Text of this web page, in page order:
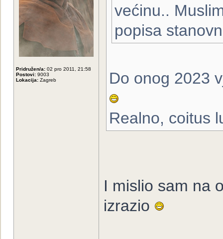
Pridružen/a: 02 pro 2011, 21:58
Postovi: 9003
Lokacija: Zagreb
većinu..
popisa
Do onog 2023
Realno, coitus
I mislio sam na
izrazio